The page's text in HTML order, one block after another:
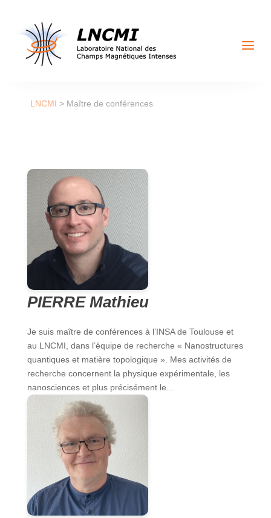
a
LNCMI > Maître de conférences
PIERRE Mathieu
Je suis maître de conférences à l’INSA de Toulouse et
au LNCMI, dans l’équipe de recherche « Nanostructures
quantiques et matière topologique ». Mes activités de
recherche concernent la physique expérimentale, les
nanosciences et plus précisément le...